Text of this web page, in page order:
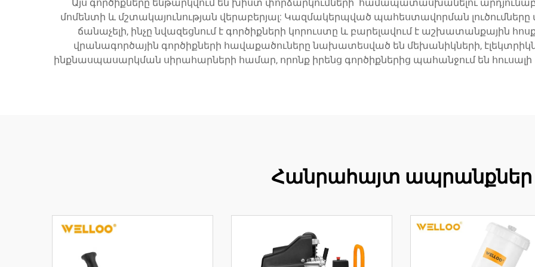
Այս գործիքները ենթարկվում են խիստ փորձարկումների՝ համապատասխանելու
մոմենտի և մշտակայունության վերաբերյալ: Կազմակերպված պահեստավորման
ճանաչելի, ինչը նվազեցնում է գործիքների կորուստը և բարելավում է աշխատանքային
վրանագործային գործիքների հավաքածուները նախատեսված են մեխանիկների,
ինքնասպասարկման սիրահարների համար, որոնք իրենց գործիքներից պահանջում են
Հանրահայտ ապրանքներ